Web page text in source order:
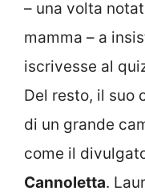
– una volta
mamma – a
iscrivesse al
Del resto, il suo
di un grande
come il
Cannoletta.